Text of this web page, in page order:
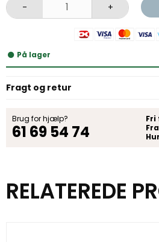
- +
På lager
Fragt og retur
Brug for hjælp?
61 69 54 74
RELATEREDE